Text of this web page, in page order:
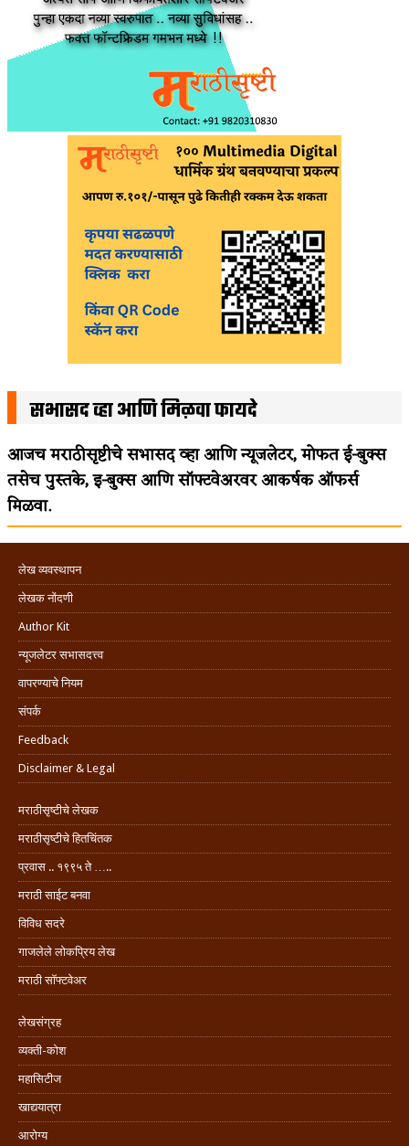
सभासद व्हा आणि मिळवा फायदे
आजच मराठीसृष्टीचे सभासद व्हा आणि न्यूजलेटर, मोफत ई-बुक्स
तसेच पुस्तके, इ-बुक्स आणि सॉफ्टवेअरवर आकर्षक ऑफर्स
मिळवा.
लेख व्यवस्थापन
लेखक नोंदणी
Author Kit
न्यूजलेटर सभासदत्त्व
वापरण्याचे नियम
संपर्क
Feedback
Disclaimer & Legal
मराठीसृष्टीचे लेखक
मराठीसृष्टीचे हितचिंतक
प्रवास .. १९९५ ते …..
मराठी साईट बनवा
विविध सदरे
गाजलेले लोकप्रिय लेख
मराठी सॉफ्टवेअर
लेखसंग्रह
व्यक्ती-कोश
महासिटीज
खाद्ययात्रा
आरोग्य